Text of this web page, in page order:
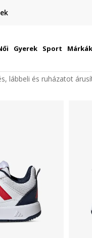
területén
Gyerek Sport Márkák
lábbeli és ruházatot